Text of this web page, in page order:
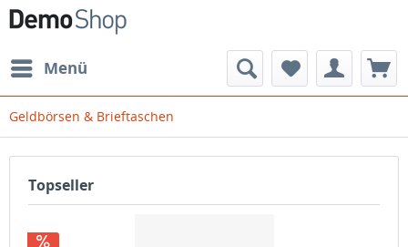
Menü
Geldbörsen & Brieftaschen
Topseller